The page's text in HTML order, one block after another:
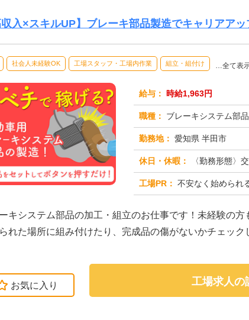
収入×スキルUP】ブレーキ部品製造でキャリアアッ
社会人未経験OK 工場スタッフ・工場内作業 組立・組付け …全て表
給与： 時給1,963円
職種： ブレーキシステム部
勤務地： 愛知県 半田市
休日・休暇： 〈勤務形態〉交替
工場PR： 不安なく始められる環境です！未経験の
キシステム部品の加工・組立のお仕事です！未経験の
れた場所に組み付けたり、完成品の傷がないかチェッ
お気に入り 工場求人の